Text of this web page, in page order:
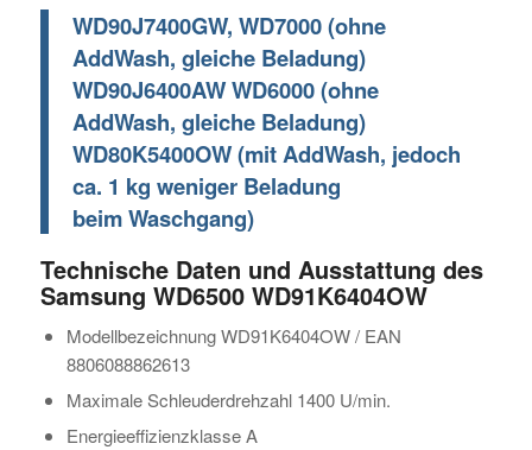
WD90J7400GW, WD7000 (ohne
AddWash, gleiche Beladung)
WD90J6400AW WD6000 (ohne
AddWash, gleiche Beladung)
WD80K5400OW (mit AddWash, jedoch
ca. 1 kg weniger Beladung
beim Waschgang)
Technische Daten und Ausstattung des
Samsung WD6500 WD91K6404OW
Modellbezeichnung WD91K6404OW / EAN
8806088862613
Maximale Schleuderdrehzahl 1400 U/min.
Energieeffizienzklasse A